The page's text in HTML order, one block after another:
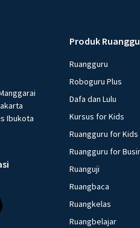
Ibukota
Produk
Ruangguru
Roboguru Plus
Dafa dan Lulu
Kursus for Kids
Ruangguru for Kids
Ruangguru for
Ruanguji
Ruangbaca
Ruangkelas
Ruangbelajar